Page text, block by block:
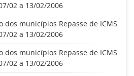
02 a 13/02/2006
dos municípios Repasse de ICMS
02 a 13/02/2006
dos municípios Repasse de ICMS
02 a 13/02/2006